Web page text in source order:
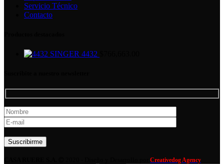
Servicio Técnico
Contacto
SINGER 4432
Creativedog Agency